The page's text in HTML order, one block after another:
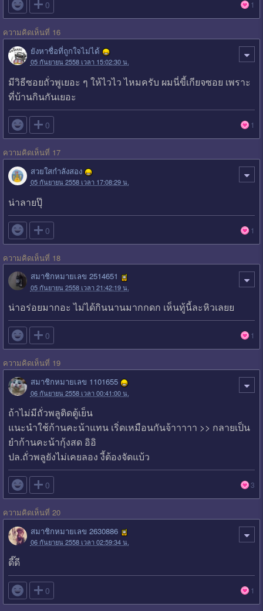
 0 1
ความคิดเห็นที่ 16
ยังหาชื่อที่ถูกใจไม่ได้
05 กันยายน 2558 เวลา 15:02:30 น.
มีวิธีซอยถั่วพูเยอะ ๆ ให้ไวไว ไหมครับ ผมนี่ขี้เกียจซอย เพราะ
ที่บ้านกินกันเยอะ
 0 1
ความคิดเห็นที่ 17
สวยใสกำลังสอง
05 กันยายน 2558 เวลา 17:08:29 น.
น่าลายปุ๊
 0 1
ความคิดเห็นที่ 18
สมาชิกหมายเลข 2514651
05 กันยายน 2558 เวลา 21:42:19 น.
น่าอร่อยมากอะ ไม่ได้กินนานมากกดก เห็นทู้นี้ละหิวเลยย
 0 1
ความคิดเห็นที่ 19
สมาชิกหมายเลข 1101655
06 กันยายน 2558 เวลา 00:41:00 น.
ถ้าไม่มีถั่วพลูติดตู้เย็น
แนะนำใช้ก้านคะน้าแทน เริ่ดเหมือนกันจ้าาาาา >> กลายเป็น
ยำก้านคะน้ากุ้งสด อิอิ
ปล.ถั่วพลูยังไม่เคยลอง งี้ต้องจัดแบ้ว
 0 3
ความคิดเห็นที่ 20
สมาชิกหมายเลข 2630886
06 กันยายน 2558 เวลา 02:59:34 น.
ดี๊ดี
 0 1